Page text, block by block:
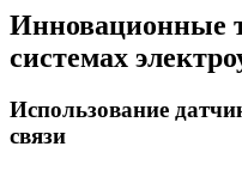
Инновационные
системах
Использование
связи